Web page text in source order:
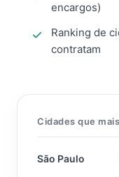
encargos)
Ranking de
contratam
Cidades que
São Paulo